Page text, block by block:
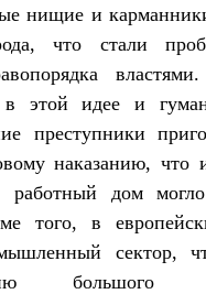
нищие и
что стали
этой идее и
преступники
наказанию, что
дом могло
того, в
сектор,
большого